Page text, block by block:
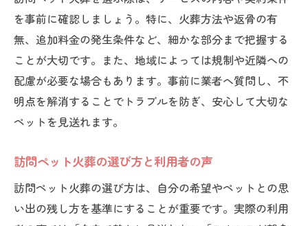
を事前に確認しましょう。特に、火葬方法や返骨の有
無、追加料金の発生条件など、細かな部分まで把握する
ことが大切です。また、地域によっては規制や近隣への
配慮が必要な場合もあります。事前に業者へ質問し、不
明点を解消することでトラブルを防ぎ、安心して大切な
ペットを見送れます。
訪問ペット火葬の選び方と利用者の声
訪問ペット火葬の選び方は、自分の希望やペットとの思
い出の残し方を基準にすることが重要です。実際の利用